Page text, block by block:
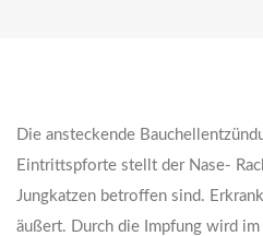
Die ansteckende
Eintrittspforte stellt der Nase-
Jungkatzen betroffen sind.
äußert. Durch die Impfung wird